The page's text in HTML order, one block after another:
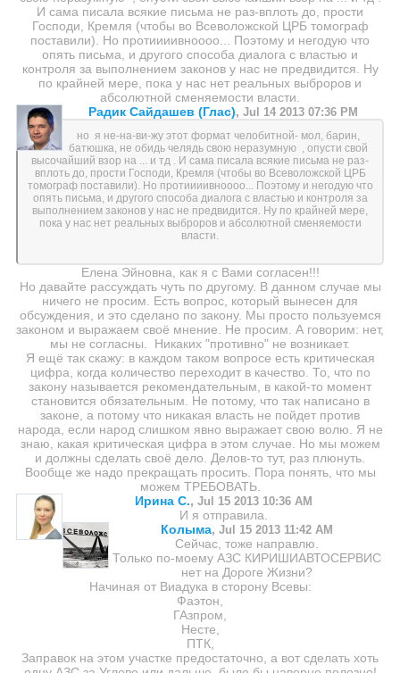
И сама писала всякие письма не раз-вплоть до, прости
Господи, Кремля (чтобы во Всеволожской ЦРБ томограф
поставили). Но протиииивноооо... Поэтому и негодую что
опять письма, и другого способа диалога с властью и
контроля за выполнением законов у нас не предвидится. Ну
по крайней мере, пока у нас нет реальных выброров и
абсолютной сменяемости власти.
Радик Сайдашев (Глас), Jul 14 2013 07:36 PM
но я не-на-ви-жу этот формат челобитной- мол, барин,
батюшка, не обидь челядь свою неразумную , опусти свой
высочайший взор на ... и тд . И сама писала всякие письма не раз-
вплоть до, прости Господи, Кремля (чтобы во Всеволожской ЦРБ
томограф поставили). Но протиииивноооо... Поэтому и негодую что
опять письма, и другого способа диалога с властью и контроля за
выполнением законов у нас не предвидится. Ну по крайней мере,
пока у нас нет реальных выброров и абсолютной сменяемости
власти.
Елена Эйновна, как я с Вами согласен!!!
Но давайте рассуждать чуть по другому. В данном случае мы
ничего не просим. Есть вопрос, который вынесен для
обсуждения, и это сделано по закону. Мы просто пользуемся
законом и выражаем своё мнение. Не просим. А говорим: нет,
мы не согласны. Никаких "противно" не возникает.
Я ещё так скажу: в каждом таком вопросе есть критическая
цифра, когда количество переходит в качество. То, что по
закону называется рекомендательным, в какой-то момент
становится обязательным. Не потому, что так написано в
законе, а потому что никакая власть не пойдет против
народа, если народ слишком явно выражает свою волю. Я не
знаю, какая критическая цифра в этом случае. Но мы можем
и должны сделать своё дело. Делов-то тут, раз плюнуть.
Вообще же надо прекращать просить. Пора понять, что мы
можем ТРЕБОВАТЬ.
Ирина С., Jul 15 2013 10:36 AM
И я отправила.
Колыма, Jul 15 2013 11:42 AM
Сейчас, тоже направлю.
Только по-моему АЗС КИРИШИАВТОСЕРВИС
нет на Дороге Жизни?
Начиная от Виадука в сторону Всевы:
Фаэтон,
ГАзпром,
Несте,
ПТК,
Заправок на этом участке предостаточно, а вот сделать хоть